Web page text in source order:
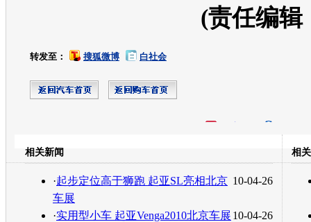
(责任编辑
转发至： 搜狐微博 白社会
转发至：
相关新闻
10-04-26
·起步定位高于狮跑 起亚SL亮相北京
车展
10-04-26
·实用型小车 起亚Venga2010北京车展
相